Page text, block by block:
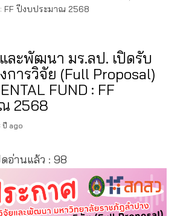
: FF ปีงบประมาณ 2568
ละพัฒนา มร.ลป. เปิดรับ
การวิจัย (Full Proposal)
FUND : FF
2568
ปี ago
อ่านแล้ว : 98